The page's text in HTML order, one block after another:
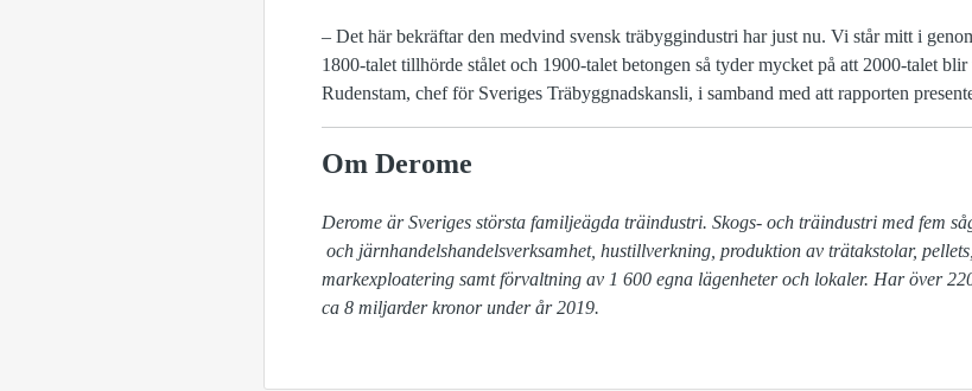
– Det här bekräftar den medvind svensk träbyggindustri har just nu. Vi står mitt i
1800-talet tillhörde stålet och 1900-talet betongen så tyder mycket på att 2000-talet blir
Rudenstam, chef för Sveriges Träbyggnadskansli, i samband med att rapporten
Om Derome
Derome är Sveriges största familjeägda träindustri. Skogs- och träindustri med fem
markexploatering samt förvaltning av 1 600 egna lägenheter och lokaler. Har över
ca 8 miljarder kronor under år 2019.